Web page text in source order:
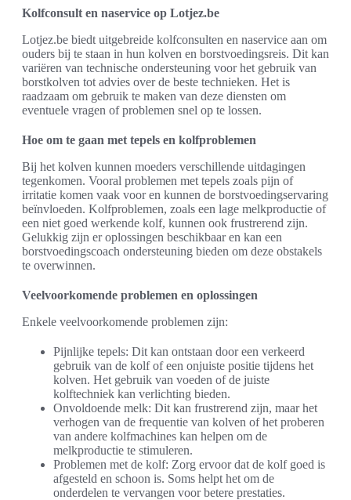
Kolfconsult en naservice op Lotjez.be
Lotjez.be biedt uitgebreide kolfconsulten en naservice aan om
ouders bij te staan in hun kolven en borstvoedingsreis. Dit kan
variëren van technische ondersteuning voor het gebruik van
borstkolven tot advies over de beste technieken. Het is
raadzaam om gebruik te maken van deze diensten om
eventuele vragen of problemen snel op te lossen.
Hoe om te gaan met tepels en kolfproblemen
Bij het kolven kunnen moeders verschillende uitdagingen
tegenkomen. Vooral problemen met tepels zoals pijn of
irritatie komen vaak voor en kunnen de borstvoedingservaring
beïnvloeden. Kolfproblemen, zoals een lage melkproductie of
een niet goed werkende kolf, kunnen ook frustrerend zijn.
Gelukkig zijn er oplossingen beschikbaar en kan een
borstvoedingscoach ondersteuning bieden om deze obstakels
te overwinnen.
Veelvoorkomende problemen en oplossingen
Enkele veelvoorkomende problemen zijn:
Pijnlijke tepels: Dit kan ontstaan door een verkeerd
gebruik van de kolf of een onjuiste positie tijdens het
kolven. Het gebruik van voeden of de juiste
kolftechniek kan verlichting bieden.
Onvoldoende melk: Dit kan frustrerend zijn, maar het
verhogen van de frequentie van kolven of het proberen
van andere kolfmachines kan helpen om de
melkproductie te stimuleren.
Problemen met de kolf: Zorg ervoor dat de kolf goed is
afgesteld en schoon is. Soms helpt het om de
onderdelen te vervangen voor betere prestaties.